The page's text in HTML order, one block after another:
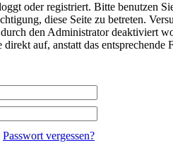
oder registriert. Bitte benutzen
diese Seite zu betreten.
den Administrator deaktiviert
direkt auf, anstatt das
Passwort vergessen?